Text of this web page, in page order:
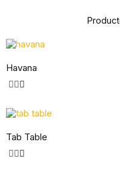
Havana
Tab Table